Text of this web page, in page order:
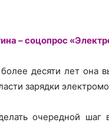
– соцопрос
десяти лет она
зарядки
очередной шаг